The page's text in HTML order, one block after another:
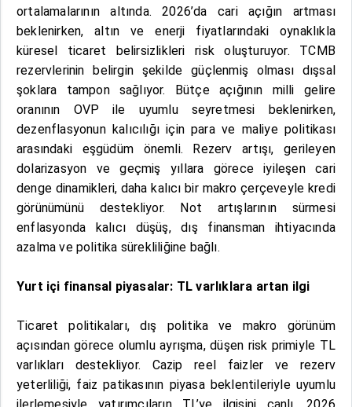
ortalamalarının altında. 2026’da cari açığın artması
beklenirken, altın ve enerji fiyatlarındaki oynaklıkla
küresel ticaret belirsizlikleri risk oluşturuyor. TCMB
rezervlerinin belirgin şekilde güçlenmiş olması dışsal
şoklara tampon sağlıyor. Bütçe açığının milli gelire
oranının OVP ile uyumlu seyretmesi beklenirken,
dezenflasyonun kalıcılığı için para ve maliye politikası
arasındaki eşgüdüm önemli. Rezerv artışı, gerileyen
dolarizasyon ve geçmiş yıllara görece iyileşen cari
denge dinamikleri, daha kalıcı bir makro çerçeveyle kredi
görünümünü destekliyor. Not artışlarının sürmesi
enflasyonda kalıcı düşüş, dış finansman ihtiyacında
azalma ve politika sürekliliğine bağlı.
Yurt içi finansal piyasalar: TL varlıklara artan ilgi
Ticaret politikaları, dış politika ve makro görünüm
açısından görece olumlu ayrışma, düşen risk primiyle TL
varlıkları destekliyor. Cazip reel faizler ve rezerv
yeterliliği, faiz patikasının piyasa beklentileriyle uyumlu
ilerlemesiyle yatırımcıların TL’ye ilgisini canlı. 2026